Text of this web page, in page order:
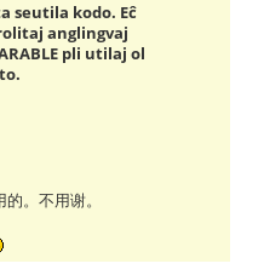
seutila kodo. Eĉ
anglingvaj
pli utilaj ol
。不用谢。